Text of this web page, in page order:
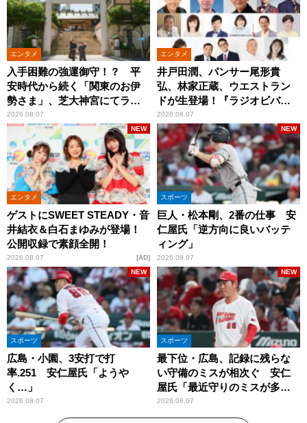
エンタメ
入手困難の強運御守！？ 平
安時代から続く「関東のお伊
勢さま」、芝大神宮にてラン
パンプスが合格祈願！
2026.08.07
エンタメ
井戸田潤、パンサー尾形貴
弘、林家正蔵、ウエストラン
ドが生登場！『ラジオビバリ
ー昼ズ』
2026.08.07
エンタメ
ゲストにSWEET STEADY・音
井結衣＆白石まゆみが登場！
公開収録で素顔全開！
2026.08.07
NEW
AD
スポーツ
巨人・松本剛、2番の仕事 安
仁屋氏「逆方向に良いバッテ
ィング」
2026.08.07
NEW
スポーツ
広島・小園、3安打で打
率.251 安仁屋氏「ようや
く…」
2026.08.07
NEW
スポーツ
最下位・広島、記録に残らな
い守備のミスが相次ぐ 安仁
屋氏「最近守りのミスが多
い」
2026.08.07
NEW